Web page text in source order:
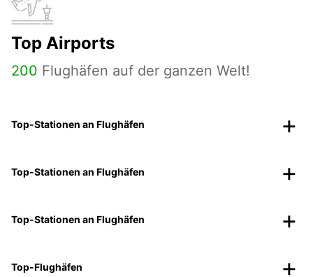
Top Airports
200 Flughäfen auf der ganzen Welt!
Top-Stationen an Flughäfen
Top-Stationen an Flughäfen
Top-Stationen an Flughäfen
Top-Flughäfen